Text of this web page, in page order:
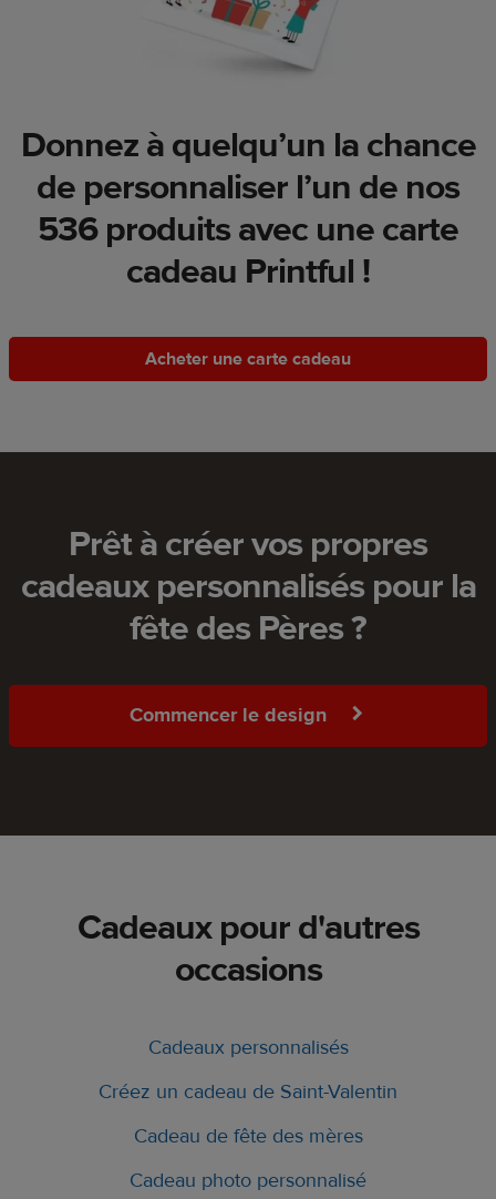
Donnez à quelqu’un la chance
de personnaliser l’un de nos
536 produits avec une carte
cadeau Printful !
Acheter une carte cadeau
Prêt à créer vos propres
cadeaux personnalisés pour la
fête des Pères ?
Commencer le design
Cadeaux pour d'autres
occasions
Cadeaux personnalisés
Créez un cadeau de Saint-Valentin
Cadeau de fête des mères
Cadeau photo personnalisé